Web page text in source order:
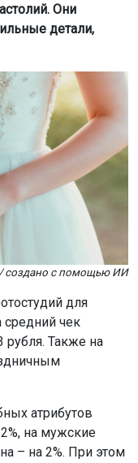
Они
детали,
создано с помощью ИИ
для
чек
рубля. Также на
атрибутов
на мужские
– на 2%. При этом